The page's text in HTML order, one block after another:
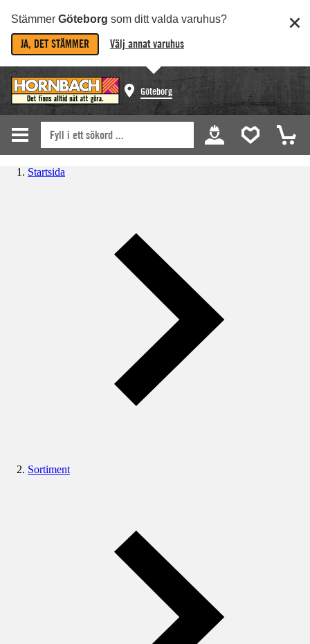
Stämmer Göteborg som ditt valda varuhus?
JA, DET STÄMMER Välj annat varuhus
Göteborg
Startsida
Sortiment